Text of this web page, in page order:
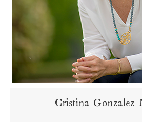
Cristina Gonzalez